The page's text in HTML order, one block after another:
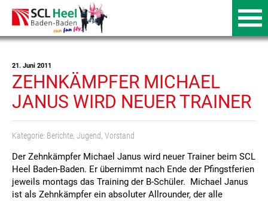
21. Juni 2011
ZEHNKÄMPFER MICHAEL
JANUS WIRD NEUER TRAINER
Kategorie: Berichte, Jugend, Vorstand
Der Zehnkämpfer Michael Janus wird neuer Trainer beim SCL
Heel Baden-Baden. Er übernimmt nach Ende der Pfingstferien
jeweils montags das Training der B-Schüler. Michael Janus
ist als Zehnkämpfer ein absoluter Allrounder, der alle